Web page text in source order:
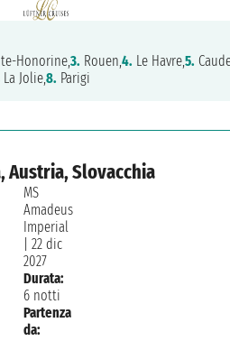
Honorine,3. Rouen,4. Le Havre,5.
Jolie,8. Parigi
Austria, Slovacchia
MS
Amadeus
Imperial
22 dic
2027
Durata:
6 notti
Partenza
da: